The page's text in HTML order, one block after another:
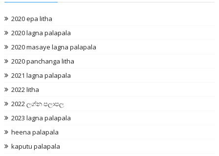
2020 epa litha
2020 lagna palapala
2020 masaye lagna palapala
2020 panchanga litha
2021 lagna palapala
2022 litha
2022 ලග්න පලාපල
2023 lagna palapala
heena palapala
kaputu palapala